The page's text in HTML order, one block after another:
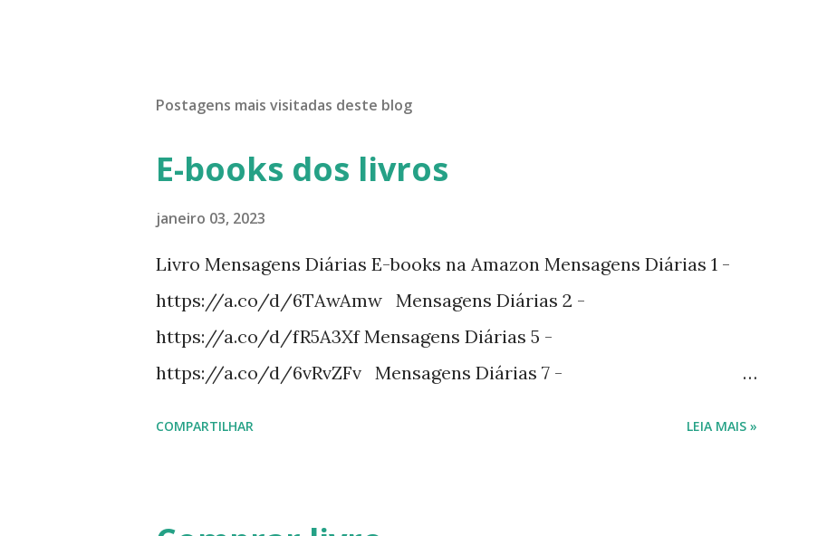
Postagens mais visitadas deste blog
E-books dos livros
janeiro 03, 2023
Livro Mensagens Diárias E-books na Amazon Mensagens Diárias 1 -
https://a.co/d/6TAwAmw Mensagens Diárias 2 -
https://a.co/d/fR5A3Xf Mensagens Diárias 5 -
https://a.co/d/6vRvZFv Mensagens Diárias 7 -
COMPARTILHAR LEIA MAIS »